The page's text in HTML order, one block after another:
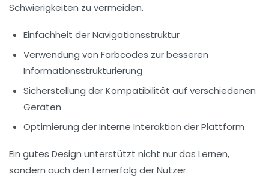
Schwierigkeiten zu vermeiden.
Einfachheit derNavigationsstruktur
Verwendung von Farbcodes zur besseren
Informationsstrukturierung
Sicherstellung derKompatibilität auf verschiedenen
Geräten
Optimierung derInterne Interaktion der Plattform
Ein gutes Design unterstützt nicht nur das Lernen,
sondern auch den Lernerfolg der Nutzer.